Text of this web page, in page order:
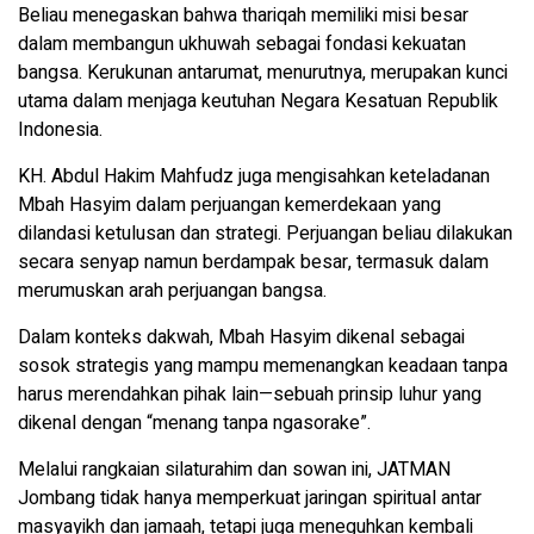
Beliau menegaskan bahwa thariqah memiliki misi besar
dalam membangun ukhuwah sebagai fondasi kekuatan
bangsa. Kerukunan antarumat, menurutnya, merupakan kunci
utama dalam menjaga keutuhan Negara Kesatuan Republik
Indonesia.
KH. Abdul Hakim Mahfudz juga mengisahkan keteladanan
Mbah Hasyim dalam perjuangan kemerdekaan yang
dilandasi ketulusan dan strategi. Perjuangan beliau dilakukan
secara senyap namun berdampak besar, termasuk dalam
merumuskan arah perjuangan bangsa.
Dalam konteks dakwah, Mbah Hasyim dikenal sebagai
sosok strategis yang mampu memenangkan keadaan tanpa
harus merendahkan pihak lain—sebuah prinsip luhur yang
dikenal dengan “menang tanpa ngasorake”.
Melalui rangkaian silaturahim dan sowan ini, JATMAN
Jombang tidak hanya memperkuat jaringan spiritual antar
masyayikh dan jamaah, tetapi juga meneguhkan kembali